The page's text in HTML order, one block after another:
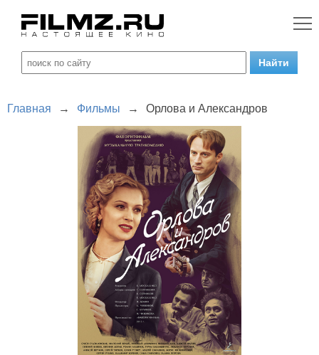
Главная → Фильмы → Орлова и Александров